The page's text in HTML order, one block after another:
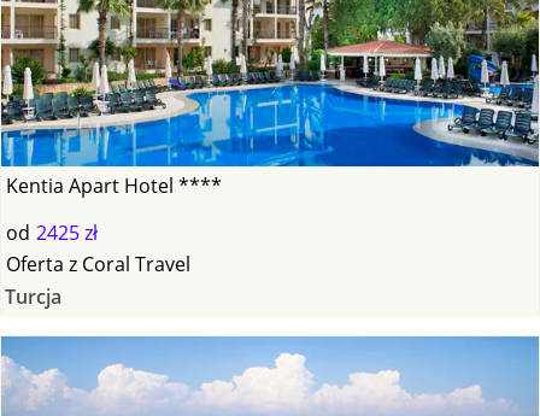
Kentia Apart Hotel ****
od 2425 zł
Oferta z Coral Travel
Turcja